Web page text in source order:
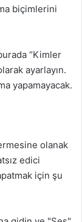
biçimlerini
“Kimler
ayarlayın.
yapamayacak.
olanak
edici
için şu